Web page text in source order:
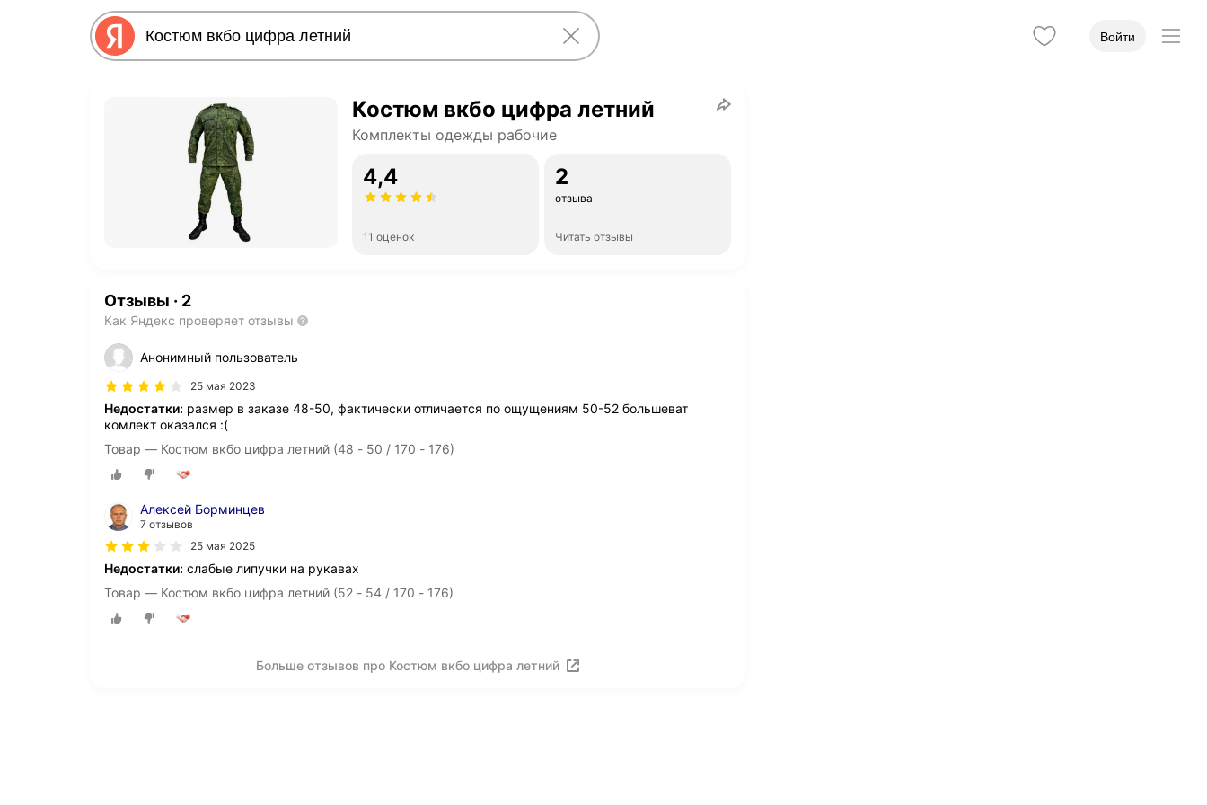
Войти
Костюм вкбо цифра летний
Комплекты одежды рабочие
4,4
11 оценок
2
отзыва
Читать отзывы
Отзывы · 2
Как Яндекс проверяет отзывы
Анонимный пользователь
25 мая 2023
Недостатки: размер в заказе 48-50, фактически отличается по ощущениям 50-52 большеват
комлект оказался :(
Товар — Костюм вкбо цифра летний (48 - 50 / 170 - 176)
Алексей Борминцев
7 отзывов
25 мая 2025
Недостатки: слабые липучки на рукавах
Товар — Костюм вкбо цифра летний (52 - 54 / 170 - 176)
Больше отзывов про Костюм вкбо цифра летний